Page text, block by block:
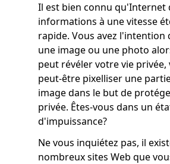
Il est bien connu qu'Internet
informations à une vitesse
rapide. Vous avez l'intention
une image ou une photo
peut révéler votre vie privée,
peut-être pixelliser une
image dans le but de
privée. Êtes-vous dans un
d'impuissance?
Ne vous inquiétez pas, il
nombreux sites Web que